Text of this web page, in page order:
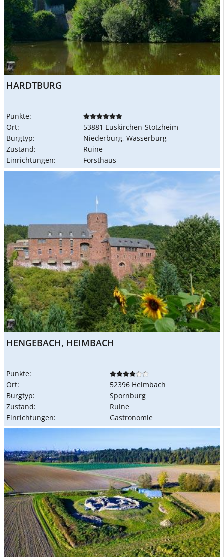
HARDTBURG
Punkte:
Ort:
53881 Euskirchen-Stotzheim
Burgtyp:
Niederburg, Wasserburg
Zustand:
Ruine
Einrichtungen:
Forsthaus
HENGEBACH, HEIMBACH
Punkte:
Ort:
52396 Heimbach
Burgtyp:
Spornburg
Zustand:
Ruine
Einrichtungen:
Gastronomie